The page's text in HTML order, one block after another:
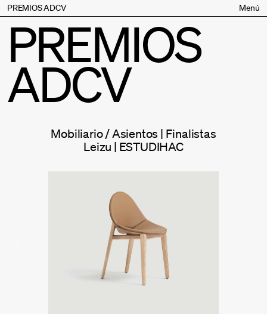
PREMIOS ADCV
Bases
Jurado
Inscripción
Palmarés
Premios especiales
Supporters
Menú
PREMIOS
ADCV
Mobiliario / Asientos | Finalistas
Leizu | ESTUDIHAC